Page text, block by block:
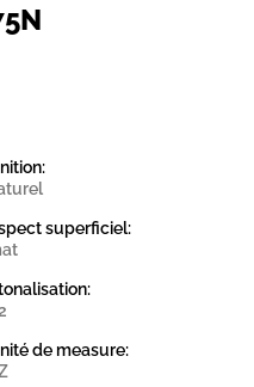
superficiel:
de measure: